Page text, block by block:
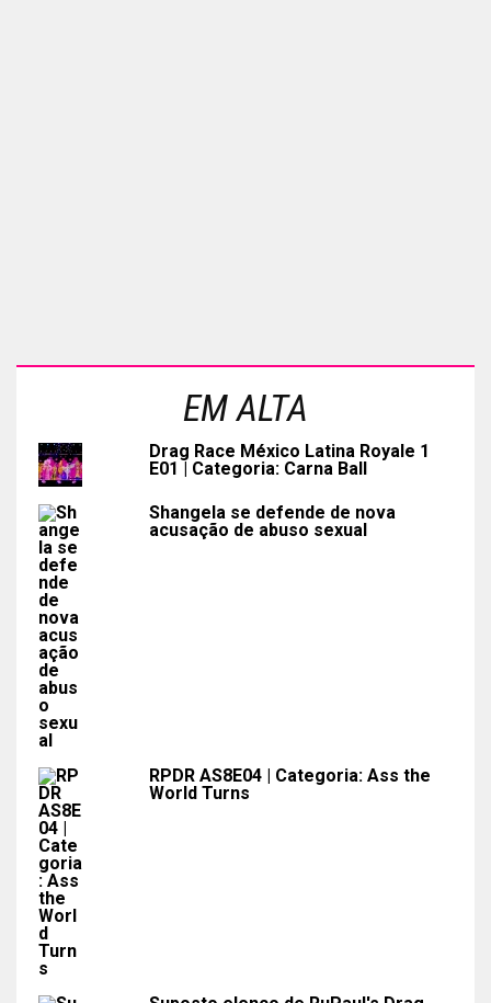
EM ALTA
Drag Race México Latina Royale 1
E01 | Categoria: Carna Ball
Shangela se defende de nova
acusação de abuso sexual
RPDR AS8E04 | Categoria: Ass the
World Turns